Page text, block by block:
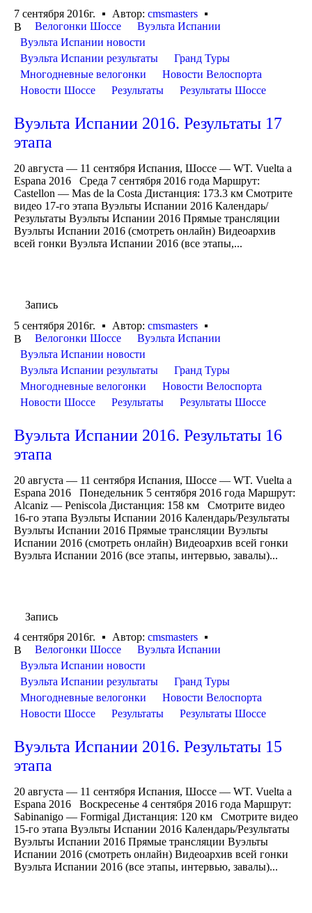
7 сентября 2016г.
Автор: cmsmasters
В
Велогонки Шоссе
Вуэльта Испании
Вуэльта Испании новости
Вуэльта Испании результаты
Гранд Туры
Многодневные велогонки
Новости Велоспорта
Новости Шоссе
Результаты Результаты Шоссе
Вуэльта Испании 2016. Результаты 17
этапа
20 августа — 11 сентября Испания, Шоссе — WT. Vuelta a
Espana 2016 Среда 7 сентября 2016 года Маршрут:
Castellon — Mas de la Costa Дистанция: 173.3 км Смотрите
видео 17-го этапа Вуэльты Испании 2016 Календарь/
Результаты Вуэльты Испании 2016 Прямые трансляции
Вуэльты Испании 2016 (смотреть онлайн) Видеоархив
всей гонки Вуэльта Испании 2016 (все этапы,...
Запись
5 сентября 2016г.
Автор: cmsmasters
В
Велогонки Шоссе
Вуэльта Испании
Вуэльта Испании новости
Вуэльта Испании результаты
Гранд Туры
Многодневные велогонки
Новости Велоспорта
Новости Шоссе
Результаты Результаты Шоссе
Вуэльта Испании 2016. Результаты 16
этапа
20 августа — 11 сентября Испания, Шоссе — WT. Vuelta a
Espana 2016 Понедельник 5 сентября 2016 года Маршрут:
Alcaniz — Peniscola Дистанция: 158 км Смотрите видео
16-го этапа Вуэльты Испании 2016 Календарь/Результаты
Вуэльты Испании 2016 Прямые трансляции Вуэльты
Испании 2016 (смотреть онлайн) Видеоархив всей гонки
Вуэльта Испании 2016 (все этапы, интервью, завалы)...
Запись
4 сентября 2016г.
Автор: cmsmasters
В
Велогонки Шоссе
Вуэльта Испании
Вуэльта Испании новости
Вуэльта Испании результаты
Гранд Туры
Многодневные велогонки
Новости Велоспорта
Новости Шоссе
Результаты Результаты Шоссе
Вуэльта Испании 2016. Результаты 15
этапа
20 августа — 11 сентября Испания, Шоссе — WT. Vuelta a
Espana 2016 Воскресенье 4 сентября 2016 года Маршрут:
Sabinanigo — Formigal Дистанция: 120 км Смотрите видео
15-го этапа Вуэльты Испании 2016 Календарь/Результаты
Вуэльты Испании 2016 Прямые трансляции Вуэльты
Испании 2016 (смотреть онлайн) Видеоархив всей гонки
Вуэльта Испании 2016 (все этапы, интервью, завалы)...